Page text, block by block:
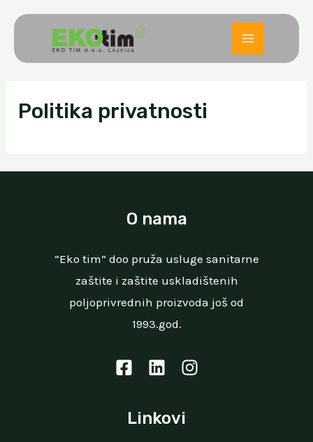
Skip
content
MAIN
Politika privatnosti
O nama
“Eko tim“ doo pruža usluge sanitarne
zaštite i zaštite uskladištenih
poljoprivrednih proizvoda još od
1993.god.
Linkovi